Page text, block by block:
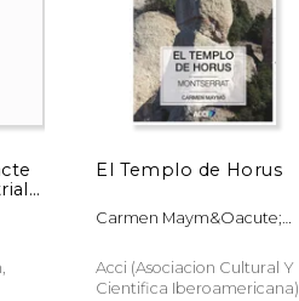
$ 34.64
$ 17.32
12%
dcto.
a
El Templo de Horus
Carmen Maym&Oacute;
Acci (Asociacion Cultural Y
Cientifica Iberoamericana),